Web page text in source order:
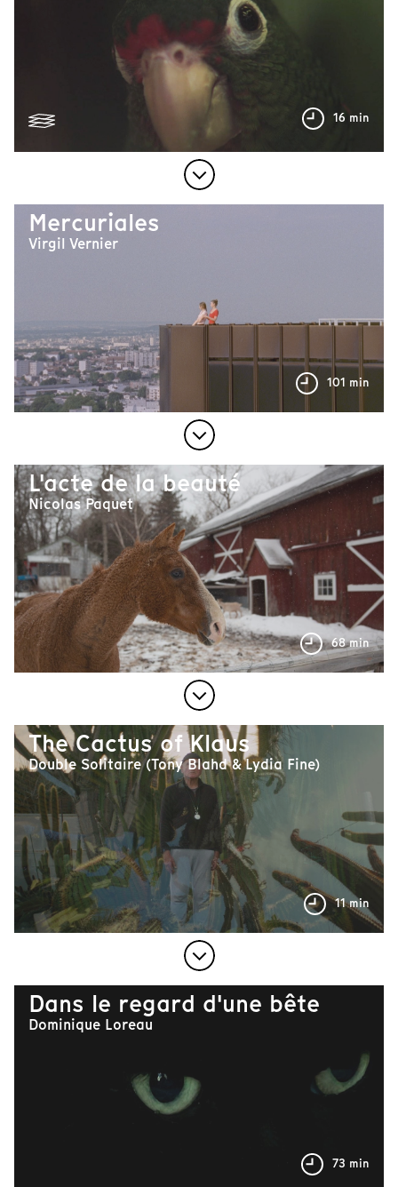
16 min
Mercuriales
Virgil Vernier
101 min
L'acte de la beauté
Nicolas Paquet
68 min
The Cactus of Klaus
Double Solitaire (Tony Blahd & Lydia Fine)
11 min
Dans le regard d'une bête
Dominique Loreau
73 min